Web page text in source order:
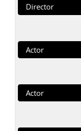
Director
Actor
Actor